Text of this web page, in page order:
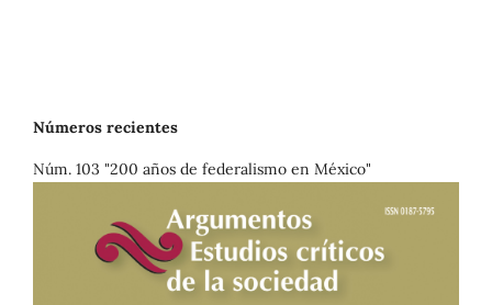
Números recientes
Núm. 103 "200 años de federalismo en México"